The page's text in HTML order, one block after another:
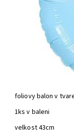
foliovy balon v
1ks v baleni
velkost 43cm